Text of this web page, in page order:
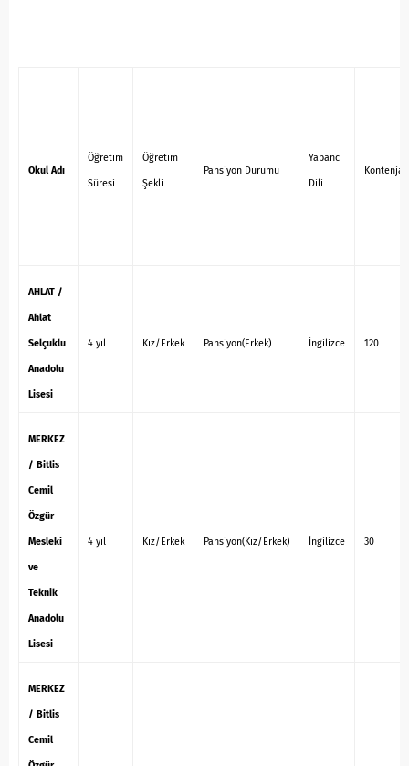
Okul Adı
Öğretim
Süresi
Öğretim
Şekli
Pansiyon Durumu
Yabancı
Dili
AHLAT /
Ahlat
Selçuklu
Anadolu
Lisesi
4 yıl Kız/Erkek Pansiyon(Erkek) İngilizce 120
MERKEZ
/ Bitlis
Cemil
Özgür
Mesleki
ve
Teknik
Anadolu
Lisesi
4 yıl Kız/Erkek Pansiyon(Kız/Erkek) İngilizce 30
MERKEZ
/ Bitlis
Cemil